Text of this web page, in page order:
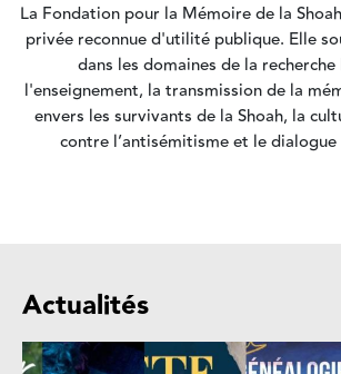
La Fondation pour la Mémoire de la
privée reconnue d'utilité publique. Elle
dans les domaines de la
l'enseignement, la transmission de la
envers les survivants de la Shoah, la
contre l’antisémitisme et le
Actualités